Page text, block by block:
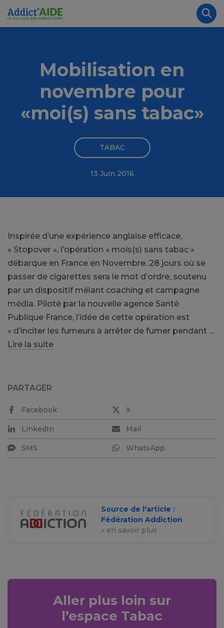
Aller au contenu principal
Mobilisation en
novembre pour
«moi(s) sans tabac»
TABAC
13 Juin 2016
Inspirée d’une expérience anglaise efficace,
« Stopover », l’opération « mois(s) sans tabac »
débarque en France en Novembre. 28 jours où se
passer de cigarettes sera le mot d’ordre, soutenu
par un dispositif mêlant coaching et campagne
média. Piloté par la nouvelle agence Santé
Publique France, l’idée de cette opération est
« d’inciter les fumeurs à arrêter de fumer pendant …
Lire la suite
PARTAGER
Facebook X
LinkedIn Mail
SMS WhatsApp
Source de l'article :
Fédération Addiction
» en savoir plus
Aller plus loin sur
l’espace Tabac
Panneau de gestion des cookies